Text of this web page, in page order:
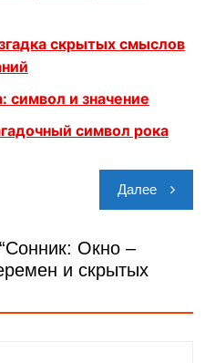
скрытых смыслов
символ и значение
символ рока
Далее
Сонник: Окно –
и скрытых